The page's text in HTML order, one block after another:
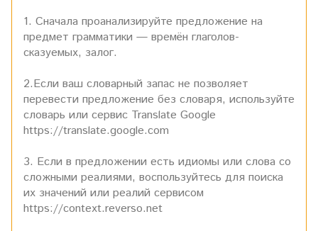
1. Сначала проанализируйте предложение на
предмет грамматики — времён глаголов-
сказуемых, залог.
2.Если ваш словарный запас не позволяет
перевести предложение без словаря, используйте
словарь или сервис Translate Google
https://translate.google.com
3. Если в предложении есть идиомы или слова со
сложными реалиями, воспользуйтесь для поиска
их значений или реалий сервисом
https://context.reverso.net